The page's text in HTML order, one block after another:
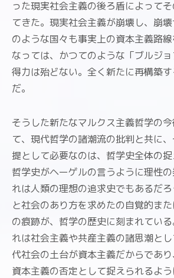
った現実社会主義の後ろ盾によって
てきた。現実社会主義が崩壊し、崩
のような国々も事実上の資本主義路
なっては、かつてのような「ブルジ
得力は殆どない。全く新たに再構築
だ。
そうした新たなマルクス主義哲学の
て、現代哲学の諸潮流の批判と共に
提として必要なのは、哲学史全体の捉
哲学史がヘーゲルの言うように理性
れは人類の理想の追求史でもあるだ
と社会のあり方を求めたの自覚的ま
の痕跡が、哲学の歴史に刻まれてい
れは社会主義や共産主義の諸思潮と
代社会の土台が資本主義だからであ
資本主義の否定として捉えられるよ